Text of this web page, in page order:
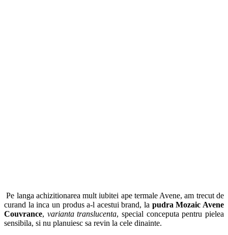
Pe langa achizitionarea mult iubitei ape termale Avene, am trecut de
curand la inca un produs a-l acestui brand, la pudra Mozaic Avene
Couvrance, varianta translucenta, special conceputa pentru pielea
sensibila, si nu planuiesc sa revin la cele dinainte.